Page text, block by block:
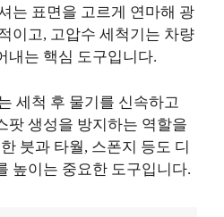
는 표면을 고르게 연마해 광
이고, 고압수 세척기는 차량
내는 핵심 도구입니다.
세척 후 물기를 신속하고
팟 생성을 방지하는 역할을
붓과 타월, 스폰지 등도 디
높이는 중요한 도구입니다.